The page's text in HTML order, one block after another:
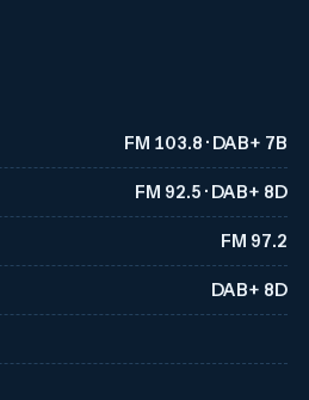
FM 103.8 · DAB+ 7B
FM 92.5 · DAB+ 8D
FM 97.2
DAB+ 8D